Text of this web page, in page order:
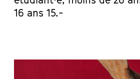
16 ans 15.-